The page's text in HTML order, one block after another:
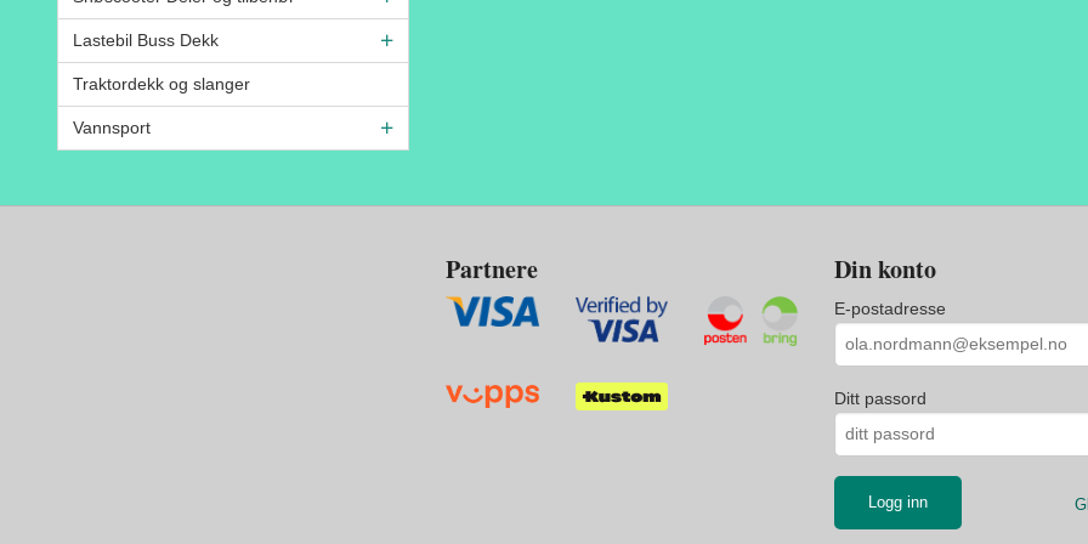
Lastebil Buss Dekk
Traktordekk og slanger
Vannsport
Partnere Din konto
E-postadresse
Ditt passord